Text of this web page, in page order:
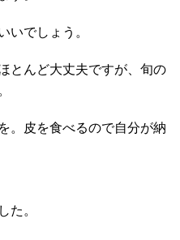
いでしょう。
とんど大丈夫ですが、旬の
。皮を食べるので自分が納
た。